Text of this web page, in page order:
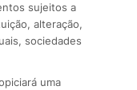
sujeitos a
alteração,
sociedades
uma